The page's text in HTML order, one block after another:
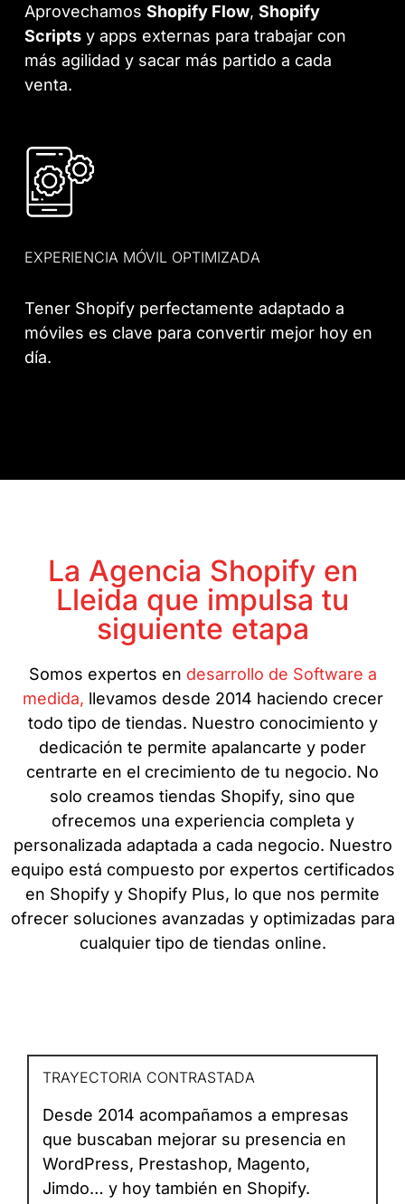
AprovechamosShopify Flow,Shopify
Scripts y apps externas para trabajar con
más agilidad y sacar más partido a cada
venta.
EXPERIENCIA MÓVIL OPTIMIZADA
Tener Shopify perfectamente adaptado a
móviles es clave para convertir mejor hoy en
día.
La Agencia Shopify en
Lleida que impulsa tu
siguiente etapa
Somos expertos en desarrollo de Software a
medida, llevamos desde 2014 haciendo crecer
todo tipo de tiendas. Nuestro conocimiento y
dedicación te permite apalancarte y poder
centrarte en el crecimiento de tu negocio. No
solo creamos tiendas Shopify, sino que
ofrecemos una experiencia completa y
personalizada adaptada a cada negocio. Nuestro
equipo está compuesto por expertos certificados
en Shopify y Shopify Plus, lo que nos permite
ofrecer soluciones avanzadas y optimizadas para
cualquier tipo de tiendas online.
TRAYECTORIA CONTRASTADA
Desde 2014 acompañamos a empresas
que buscaban mejorar su presencia en
WordPress, Prestashop, Magento,
Jimdo… y hoy también en Shopify.